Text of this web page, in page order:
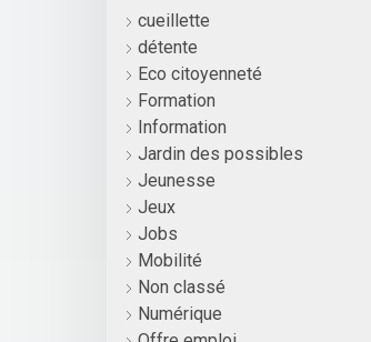
cueillette
détente
Eco citoyenneté
Formation
Information
Jardin des possibles
Jeunesse
Jeux
Jobs
Mobilité
Non classé
Numérique